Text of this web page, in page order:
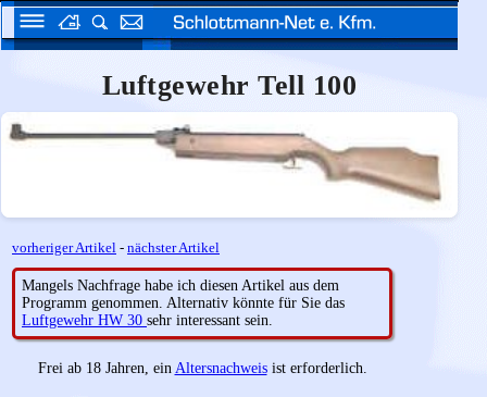
Luftgewehr Tell 100
vorheriger Artikel - nächster Artikel
Mangels Nachfrage habe ich diesen Artikel aus dem
Programm genommen. Alternativ könnte für Sie das
Luftgewehr HW 30 sehr interessant sein.
Frei ab 18 Jahren, ein Altersnachweisist erforderlich.